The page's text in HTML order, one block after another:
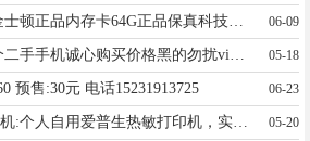
金士顿 储存卡:金士顿正品内存卡64G正品保真科技大厦拿的货没用完，还有300左右张，50一张量大优惠 预售:50元 电话13930998721 06-09
05-18
预售:30元 电话15231913725 06-23
爱普生热敏 打印机:个人自用爱普生热敏打印机，实拍图，襄都区自取 预售:80元 电话微信43457219 05-20